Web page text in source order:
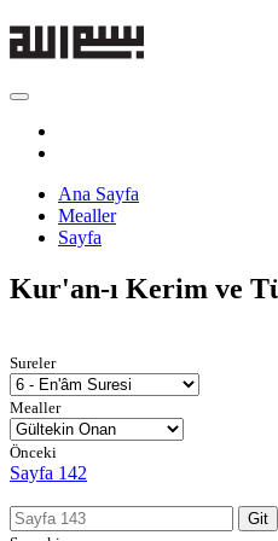
Ana Sayfa
Mealler
Sayfa
Kur'an-ı Kerim ve
Sureler
Mealler
Önceki
Sayfa 142
Git